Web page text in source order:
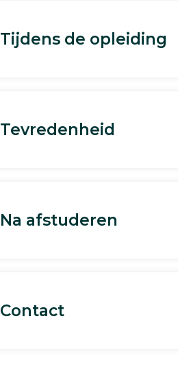
Tijdens de opleiding
Tevredenheid
Na afstuderen
Contact